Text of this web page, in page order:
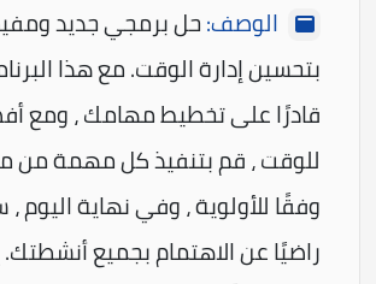
الوصف:حل برمجي جديد
بتحسين إدارة الوقت. مع هذا
قادرًا على تخطيط مهامك ، ومع
للوقت ، قم بتنفيذ كل مهمة من
وفقًا للأولوية ، وفي نهاية اليوم
راضيًا عن الاهتمام بجميع